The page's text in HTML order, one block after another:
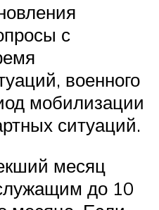
с
военного
мобилизации
ситуаций.
месяц
до 10